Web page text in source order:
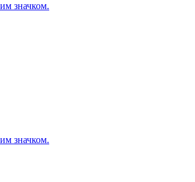
значком.
значком.